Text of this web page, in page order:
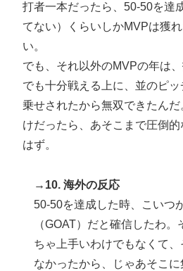
打者一本だったら、50-50を達
てない）くらいしかMVPは獲
い。
でも、それ以外のMVPの年は
でも十分戦える上に、並のピ
乗せされたから無双できたん
けだったら、あそこまで圧倒
はず。
→10. 海外の反応
50-50を達成した時、こいつ
（GOAT）だと確信したわ。
ちゃ上手いわけでもなくて
なかったから、じゃあそこ